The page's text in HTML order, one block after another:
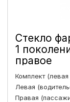
Стекло
1
правое
Комплект
Левая
Правая